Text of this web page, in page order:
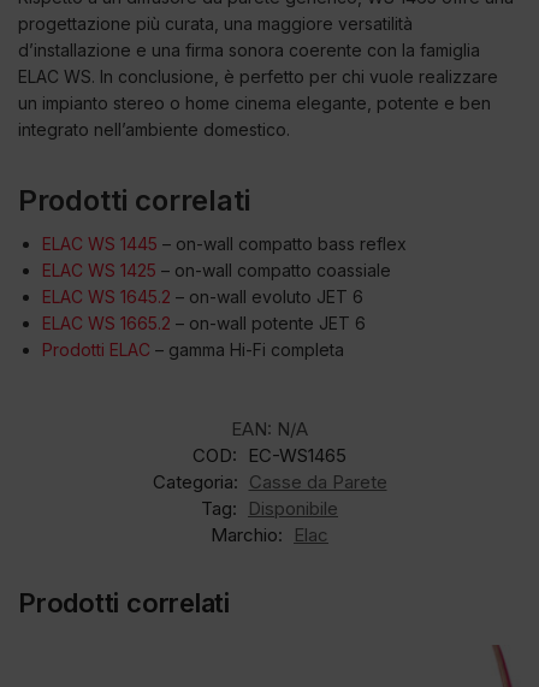
progettazione più curata, una maggiore versatilità
d’installazione e una firma sonora coerente con la famiglia
ELAC WS. In conclusione, è perfetto per chi vuole realizzare
un impianto stereo o home cinema elegante, potente e ben
integrato nell’ambiente domestico.
Prodotti correlati
ELAC WS 1445 – on-wall compatto bass reflex
ELAC WS 1425 – on-wall compatto coassiale
ELAC WS 1645.2 – on-wall evoluto JET 6
ELAC WS 1665.2 – on-wall potente JET 6
Prodotti ELAC – gamma Hi-Fi completa
EAN: N/A
COD:
EC-WS1465
Categoria: Casse da Parete
Tag:
Disponibile
Marchio:
Elac
Prodotti correlati